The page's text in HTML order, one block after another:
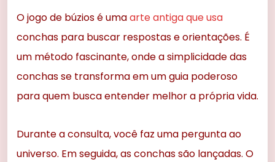
O jogo de búzios é umaarte antiga que usa
conchas para buscar respostas e orientações. É
um método fascinante, onde a simplicidade das
conchas se transforma em um guia poderoso
para quem busca entender melhor a própria vida.
Durante a consulta, você faz uma pergunta ao
universo. Em seguida, as conchas são lançadas. O